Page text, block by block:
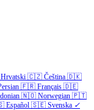
Hrvatski 🇨🇿 Čeština 🇩🇰
🇫🇷 Français 🇩🇪
🇳🇴 Norwegian 🇵🇹
Español 🇸🇪 Svenska ✓